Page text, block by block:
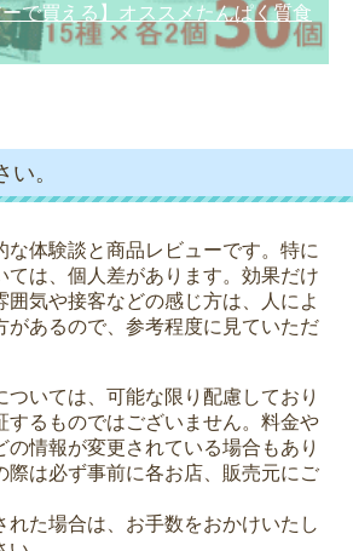
で買える】オススメたんぱく質食
。
な体験談と商品レビューです。特に
ては、個人差があります。効果だけ
囲気や接客などの感じ方は、人によ
があるので、参考程度に見ていただ
ついては、可能な限り配慮しており
するものではございません。料金や
の情報が変更されている場合もあり
際は必ず事前に各お店、販売元にご
れた場合は、お手数をおかけいたし